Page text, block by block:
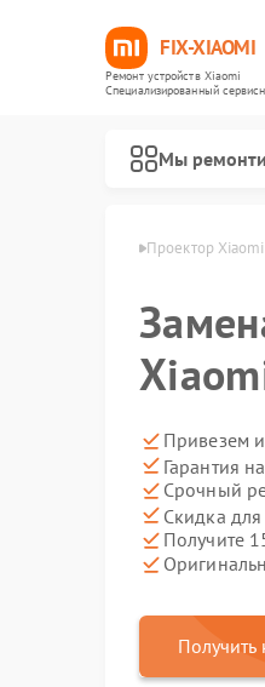
FIX-XIAOMI
Ремонт устройств Xiaomi
Специализированный
Мы
Xiaomi в Москве Проектор
Привезем
Гарантия
Срочный
Скидка
Получите
Получить